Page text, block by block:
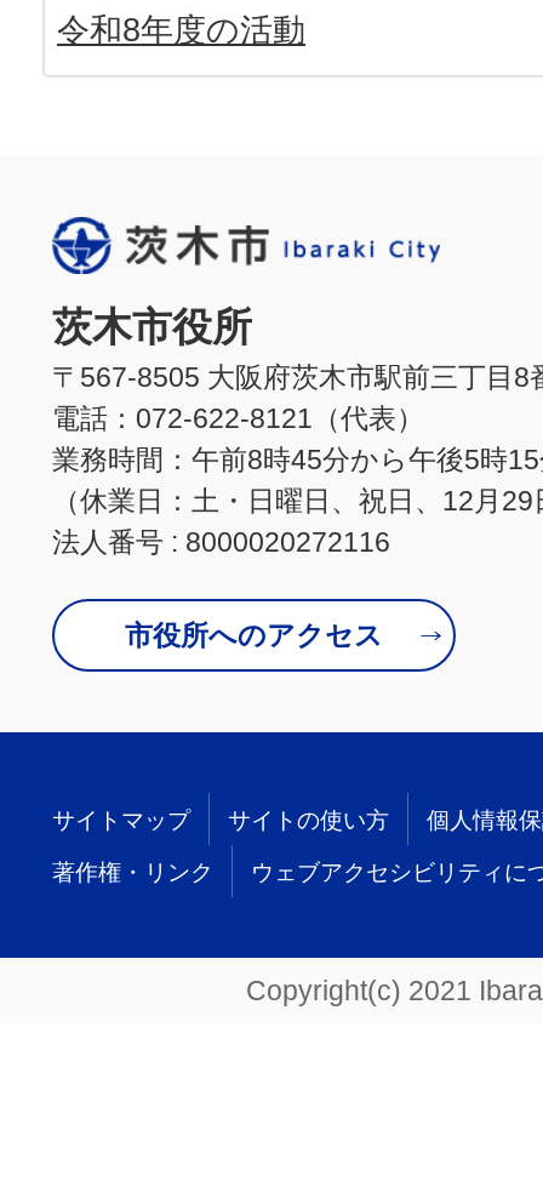
令和8年度の活動
茨木市役所
〒567-8505 大阪府茨木市駅前三丁目8
電話：072-622-8121（代表）
業務時間：午前8時45分から午後5時
（休業日：土・日曜日、祝日、12月
法人番号 : 8000020272116
市役所へのアクセス
サイトマップ サイトの使い方 個人情報
著作権・リンク ウェブアクセシビリティに
Copyright(c) 2021